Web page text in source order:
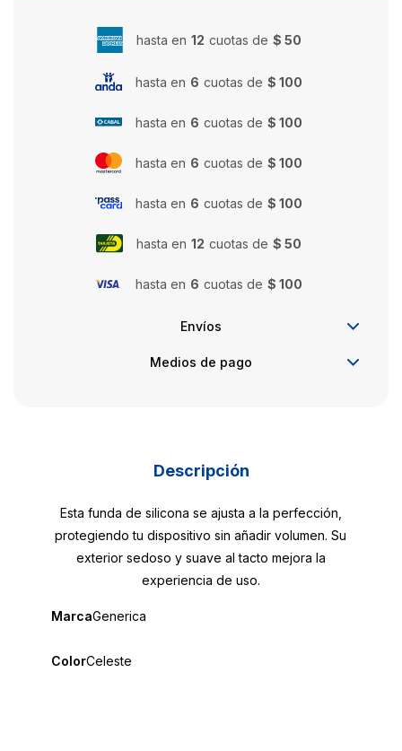
hasta en 12 cuotas de $ 50
hasta en 6 cuotas de $ 100
hasta en 6 cuotas de $ 100
hasta en 6 cuotas de $ 100
hasta en 6 cuotas de $ 100
hasta en 12 cuotas de $ 50
hasta en 6 cuotas de $ 100
Envíos
Medios de pago
Descripción
Esta funda de silicona se ajusta a la perfección,
protegiendo tu dispositivo sin añadir volumen. Su
exterior sedoso y suave al tacto mejora la
experiencia de uso.
MarcaGenerica
ColorCeleste